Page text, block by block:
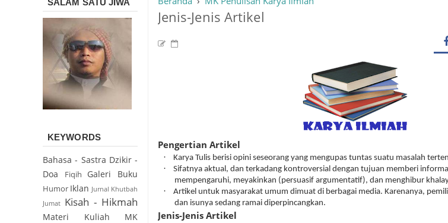
Jenis-Jenis Artikel
Pengertian Artikel
· Karya Tulis berisi opini seseorang yang mengupas tuntas suatu masalah
·
Sifatnya aktual, dan terkadang kontroversial dengan tujuan memberi
mempengaruhi, meyakinkan (persuasif argumentatif), dan menghibur
·
Artikel untuk masyarakat umum dimuat di berbagai media. Karenanya,
dan isunya sedang ramai diperpincangkan.
Jenis-Jenis Artikel
SALAM SATU JIWA
KEYWORDS
Bahasa - Sastra Dzikir -
Doa
Fiqih Galeri Buku
Humor Iklan Jurnal Khutbah
Jumat Kisah - Hikmah
Materi Kuliah
MK